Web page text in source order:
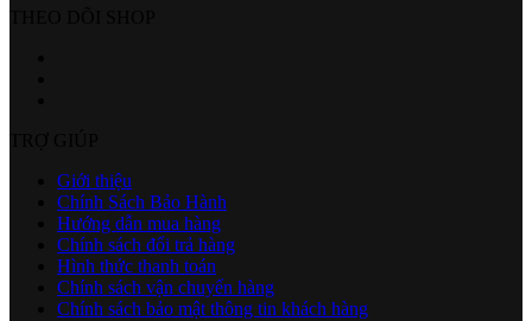
Giới thiệu
Chính Sách Bảo Hành
Hướng dẫn mua hàng
Chính sách đổi trả hàng
Hình thức thanh toán
Chính sách vận chuyển hàng
Chính sách bảo mật thông tin khách hàng